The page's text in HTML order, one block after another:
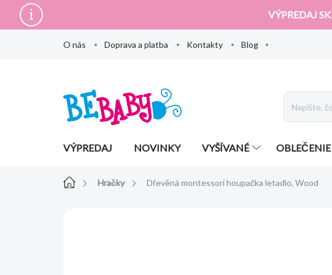
obsah
VÝPREDAJ
O nás Doprava a platba Kontakty Blog
VÝPREDAJ NOVINKY VYŠÍVANÉ OBLEČENIE
DomovHračky Dřevěná montessori houpačka letadlo, Wood